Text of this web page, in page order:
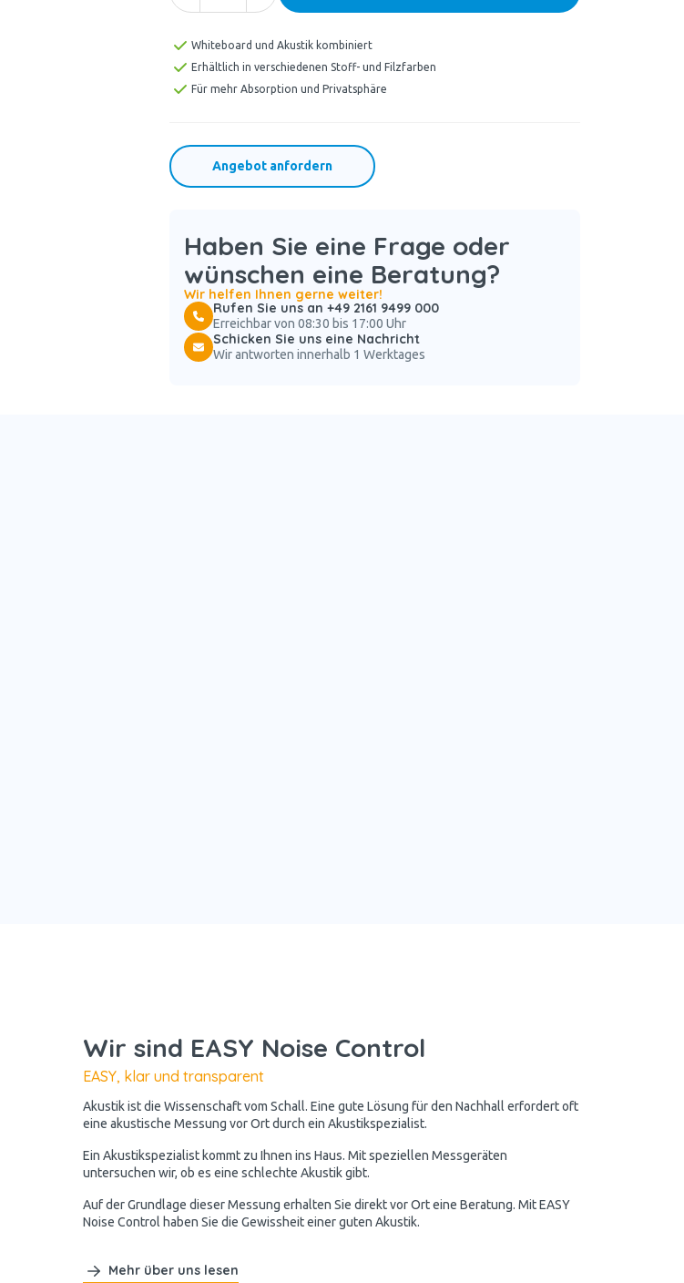
Whiteboard und Akustik kombiniert
Erhältlich in verschiedenen Stoff- und Filzfarben
Für mehr Absorption und Privatsphäre
Angebot anfordern
Haben Sie eine Frage oder
wünschen eine Beratung?
Wir helfen Ihnen gerne weiter!
Rufen Sie uns an +49 2161 9499 000
Erreichbar von 08:30 bis 17:00 Uhr
Schicken Sie uns eine Nachricht
Wir antworten innerhalb 1 Werktages
Wir sind EASY Noise Control
EASY, klar und transparent
Akustik ist die Wissenschaft vom Schall. Eine gute Lösung für den Nachhall erfordert oft
eine akustische Messung vor Ort durch ein Akustikspezialist.
Ein Akustikspezialist kommt zu Ihnen ins Haus. Mit speziellen Messgeräten
untersuchen wir, ob es eine schlechte Akustik gibt.
Auf der Grundlage dieser Messung erhalten Sie direkt vor Ort eine Beratung. Mit EASY
Noise Control haben Sie die Gewissheit einer guten Akustik.
Mehr über uns lesen